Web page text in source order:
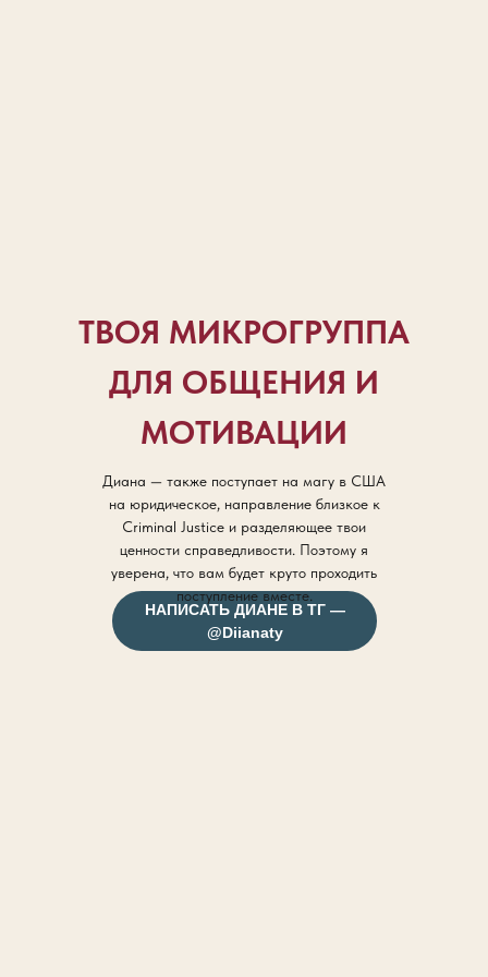
НАПИСАТЬ ДИАНЕ В ТГ —
@Diianaty
ТВОЯ МИКРОГРУППА
ДЛЯ ОБЩЕНИЯ И
МОТИВАЦИИ
Диана — также поступает на магу в США
на юридическое, направление близкое к
Criminal Justice и разделяющее твои
ценности справедливости. Поэтому я
уверена, что вам будет круто проходить
поступление вместе.